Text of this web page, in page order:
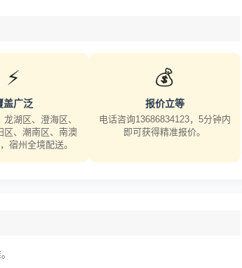
⚡
盖广泛
湖区、澄海区、
区、潮南区、南澳
宿州全境配送。
💰
报价立等
电话咨询13686834123，5分钟内
即可获得精准报价。